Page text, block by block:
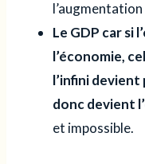
Le GDP car si
l’économie,
l’infini devient
donc devient
et impossible.